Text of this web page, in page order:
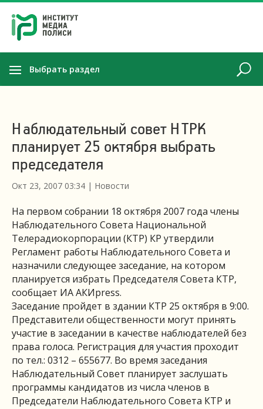
Выбрать раздел
Наблюдательный совет НТРК
планирует 25 октября выбрать
председателя
Окт 23, 2007 03:34 | Новости
На первом собрании 18 октября 2007 года члены
Наблюдательного Совета Национальной
Телерадиокорпорации (КТР) КР утвердили
Регламент работы Наблюдательного Совета и
назначили следующее заседание, на котором
планируется избрать Председателя Совета КТР,
сообщает ИА АКИpress.
Заседание пройдет в здании КТР 25 октября в 9:00.
Представители общественности могут принять
участие в заседании в качестве наблюдателей без
права голоса. Регистрация для участия проходит
по тел.: 0312 – 655677. Во время заседания
Наблюдательный Совет планирует заслушать
программы кандидатов из числа членов в
Председатели Наблюдательного Совета КТР и